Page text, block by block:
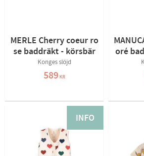
MERLE Cherry coeur ro
se baddräkt - körsbär
Konges slöjd
589KR
oré
INFO